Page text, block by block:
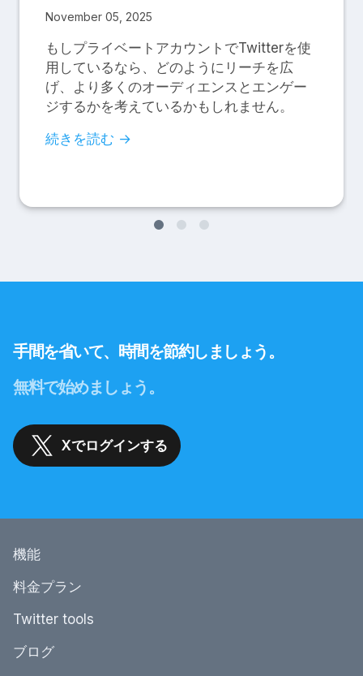
November 05, 2025
もしプライベートアカウントでTwitterを使
用しているなら、どのようにリーチを広
げ、より多くのオーディエンスとエンゲー
ジするかを考えているかもしれません。
続きを読む →
手間を省いて、時間を節約しましょう。
無料で始めましょう。
Xでログインする
機能
料金プラン
Twitter tools
ブログ